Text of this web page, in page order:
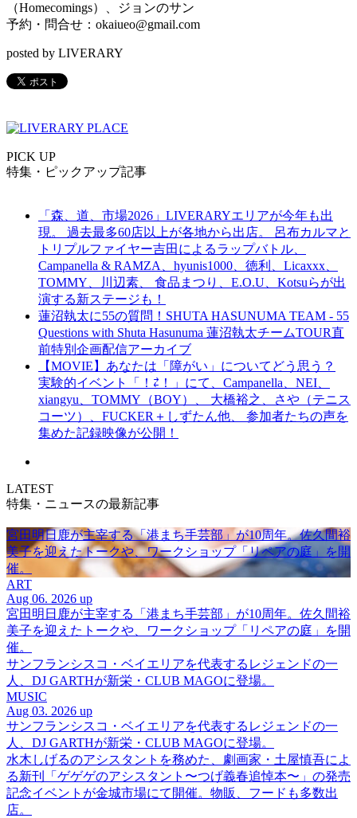
（Homecomings）、ジョンのサン
予約・問合せ：okaiueo@gmail.com
posted by LIVERARY
PICK UP
特集・ピックアップ記事
「森、道、市場2026」LIVERARYエリアが今年も出
現。 過去最多60店以上が各地から出店。 呂布カルマと
トリプルファイヤー吉田によるラップバトル、
Campanella & RAMZA、hyunis1000、徳利、Licaxxx、
TOMMY、川辺素、 食品まつり、E.O.U、Kotsuらが出
演する新ステージも！
蓮沼執太に55の質問！SHUTA HASUNUMA TEAM - 55
Questions with Shuta Hasunuma 蓮沼執太チームTOUR直
前特別企画配信アーカイブ
【MOVIE】あなたは「障がい」についてどう思う？
実験的イベント「！⇄！」にて、Campanella、NEI、
xiangyu、TOMMY（BOY）、 大橋裕之、さや（テニス
コーツ）、FUCKER＋しずたん他、 参加者たちの声を
集めた記録映像が公開！
LATEST
特集・ニュースの最新記事
宮田明日鹿が主宰する「港まち手芸部」が10周年。佐久間裕
美子を迎えたトークや、ワークショップ「リペアの庭」を開
催。
ART
Aug 06. 2026 up
宮田明日鹿が主宰する「港まち手芸部」が10周年。佐久間裕
美子を迎えたトークや、ワークショップ「リペアの庭」を開
催。
サンフランシスコ・ベイエリアを代表するレジェンドの一
人、DJ GARTHが新栄・CLUB MAGOに登場。
MUSIC
Aug 03. 2026 up
サンフランシスコ・ベイエリアを代表するレジェンドの一
人、DJ GARTHが新栄・CLUB MAGOに登場。
水木しげるのアシスタントを務めた、劇画家・土屋慎吾によ
る新刊「ゲゲゲのアシスタント〜つげ義春追悼本〜」の発売
記念イベントが金城市場にて開催。物販、フードも多数出
店。